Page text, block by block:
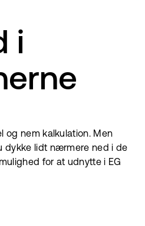
i
og nem kalkulation. Men
dykke lidt nærmere ned i de
for at udnytte i EG